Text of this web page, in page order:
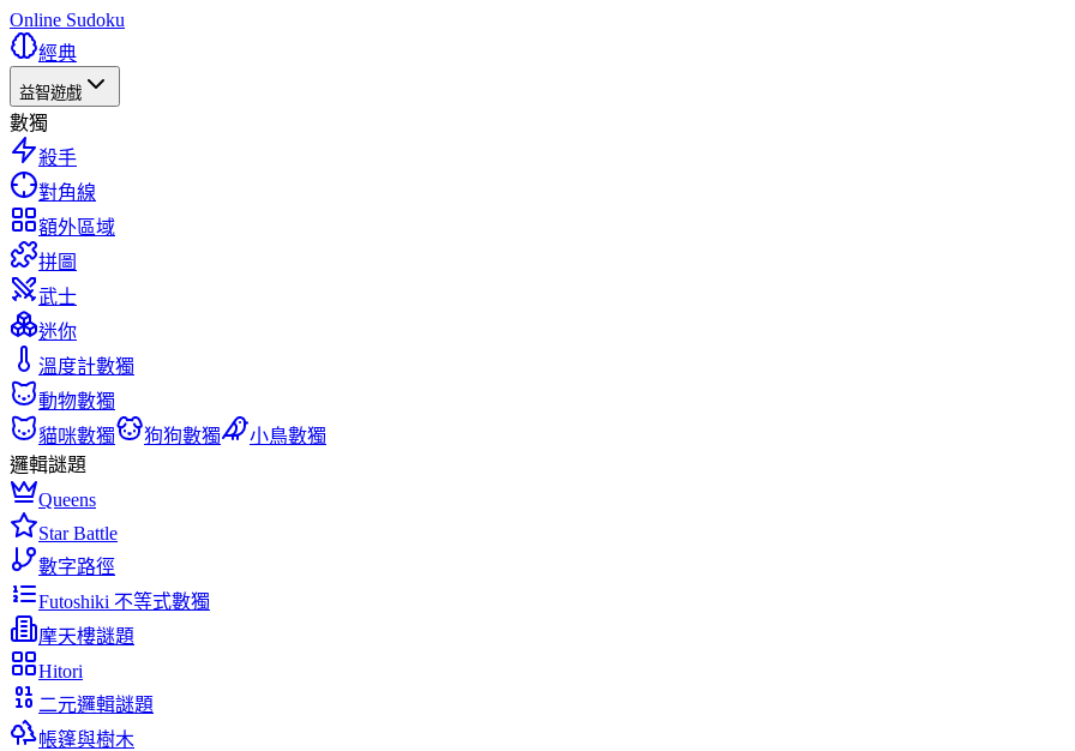
Online Sudoku
經典
益智遊戲
數獨
殺手
對角線
額外區域
拼圖
武士
迷你
溫度計數獨
動物數獨
貓咪數獨
狗狗數獨
小鳥數獨
邏輯謎題
Queens
Star Battle
數字路徑
Futoshiki 不等式數獨
摩天樓謎題
Hitori
二元邏輯謎題
帳篷與樹木